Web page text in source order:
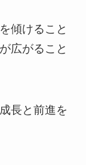
傾けること
広がること
長と前進を